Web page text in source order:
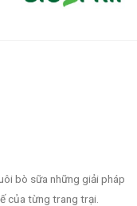
bò sữa những giải pháp
của từng trang trại.